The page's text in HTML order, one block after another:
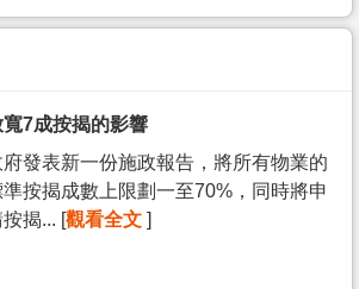
寬7成按揭的影響
府發表新一份施政報告，將所有物業的
準按揭成數上限劃一至70%，同時將申
揭... [觀看全文 ]